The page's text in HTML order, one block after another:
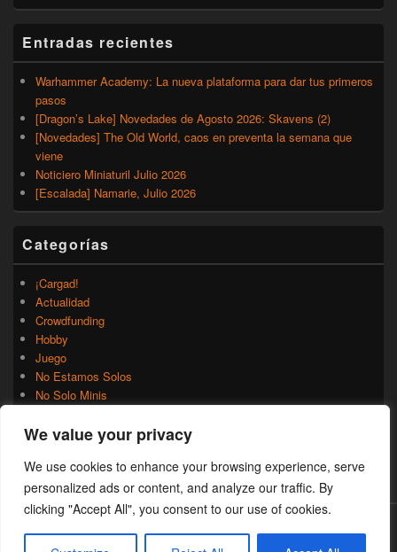
We value your privacy
We use cookies to enhance your browsing experience, serve
personalized ads or content, and analyze our traffic. By
clicking "Accept All", you consent to our use of cookies.
Entradas recientes
Warhammer Academy: La nueva plataforma para dar tus primeros
pasos
[Dragon’s Lake] Novedades de Agosto 2026: Skavens (2)
[Novedades] The Old World, caos en preventa la semana que
viene
Noticiero Miniaturil Julio 2026
[Escalada] Namarie, Julio 2026
Categorías
¡Cargad!
Actualidad
Crowdfunding
Hobby
Juego
No Estamos Solos
No Solo Minis
Rumores
Uncategorized
¡Cargad! . Todos los Derechos Reservados.